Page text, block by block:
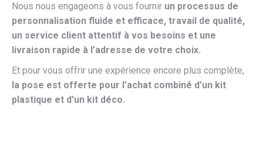
Nous nous engageons à vous fournir un processus de
personnalisation fluide et efficace, travail de qualité,
un service client attentif à vos besoins et une
livraison rapide à l’adresse de votre choix.
Et pour vous offrir une expérience encore plus complète,
la pose est offerte pour l’achat combiné d’un kit
plastique et d’un kit déco.